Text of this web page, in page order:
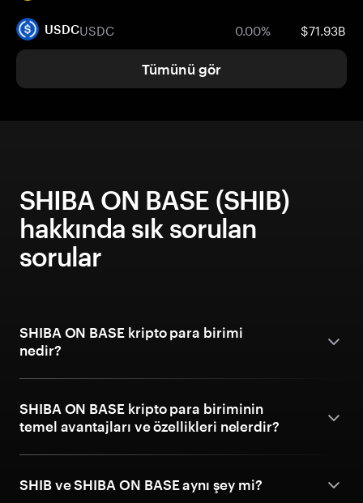
USDCUSDC 0.00% $71.93B
Tümünü gör
SHIBA ON BASE (SHIB)
hakkında sık sorulan
sorular
SHIBA ON BASE kripto para birimi
nedir?
SHIBA ON BASE kripto para biriminin
temel avantajları ve özellikleri nelerdir?
SHIB ve SHIBA ON BASE aynı şey mi?